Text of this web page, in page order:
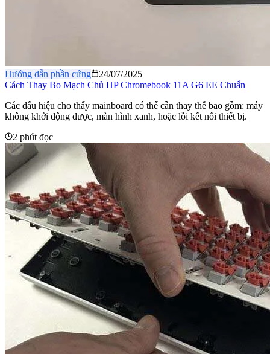
Hướng dẫn phần cứng
24/07/2025
Cách Thay Bo Mạch Chủ HP Chromebook 11A G6 EE Chuẩn
Các dấu hiệu cho thấy mainboard có thể cần thay thế bao gồm: máy
không khởi động được, màn hình xanh, hoặc lỗi kết nối thiết bị.
2 phút đọc